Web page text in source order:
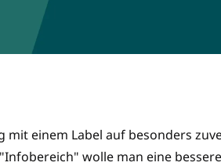
mit einem Label auf besonders
wolle man eine